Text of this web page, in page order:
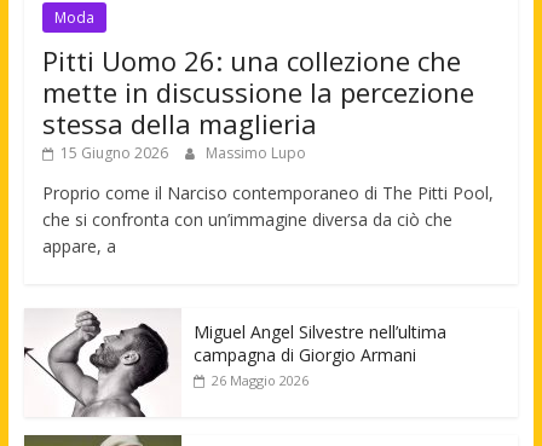
Moda
Pitti Uomo 26: una collezione che
mette in discussione la percezione
stessa della maglieria
15 Giugno 2026 Massimo Lupo
Proprio come il Narciso contemporaneo di The Pitti Pool,
che si confronta con un’immagine diversa da ciò che
appare, a
Miguel Angel Silvestre nell’ultima
campagna di Giorgio Armani
26 Maggio 2026